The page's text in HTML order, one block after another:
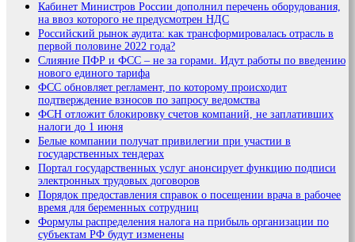
Кабинет Министров России дополнил перечень оборудования,
на ввоз которого не предусмотрен НДС
Российский рынок аудита: как трансформировалась отрасль в
первой половине 2022 года?
Слияние ПФР и ФCС – не за горами. Идут работы по введению
нового единого тарифа
ФСС обновляет регламент, по которому происходит
подтверждение взносов по запросу ведомства
ФСН отложит блокировку счетов компаний, не заплативших
налоги до 1 июня
Белые компании получат привилегии при участии в
государственных тендерах
Портал государственных услуг анонсирует функцию подписи
электронных трудовых договоров
Порядок предоставления справок о посещении врача в рабочее
время для беременных сотрудниц
Формулы распределения налога на прибыль организации по
субъектам РФ будут изменены